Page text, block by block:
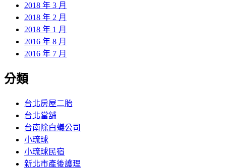
2018 年 3 月
2018 年 2 月
2018 年 1 月
2016 年 8 月
2016 年 7 月
分類
台北房屋二胎
台北當舖
台南除白蟻公司
小琉球
小琉球民宿
新北市產後護理